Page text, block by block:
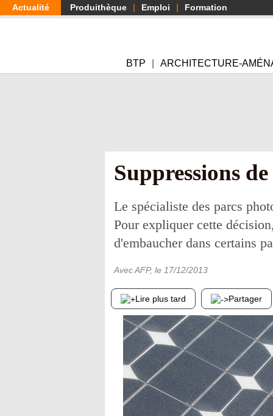
Aller
au
Actualité Produithèque Emploi Formation
BTP ARCHITECTURE-
Suppressions
Le spécialiste des parcs
Pour expliquer cette
d'embaucher dans certains
Avec AFP, le 17/12/2013
Lire plus tard Partager